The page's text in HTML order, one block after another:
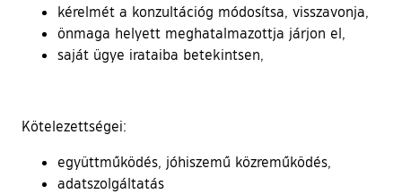
kérelmét a konzultációg módosítsa, visszavonja,
önmaga helyett meghatalmazottja járjon el,
saját ügye irataiba betekintsen,
Kötelezettségei:
együttműködés, jóhiszemű közreműködés,
adatszolgáltatás